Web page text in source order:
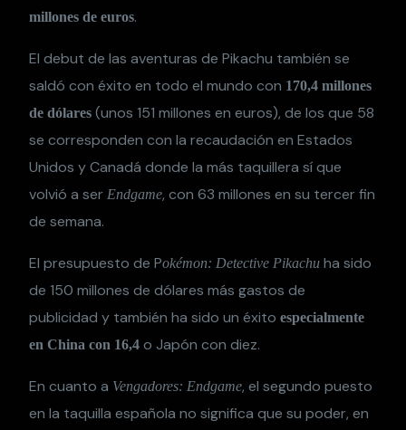
millones de euros.
El debut de las aventuras de Pikachu también se
saldó con éxito en todo el mundo con 170,4 millones
de dólares (unos 151 millones en euros), de los que 58
se corresponden con la recaudación en Estados
Unidos y Canadá donde la más taquillera sí que
volvió a serEndgame, con 63 millones en su tercer fin
de semana.
El presupuesto de Pokémon: Detective Pikachu ha sido
de 150 millones de dólares más gastos de
publicidad y también ha sido un éxitoespecialmente
en China con 16,4 o Japón con diez.
En cuanto a Vengadores: Endgame, el segundo puesto
en la taquilla española no significa que su poder, en